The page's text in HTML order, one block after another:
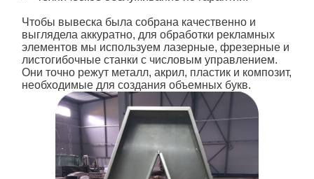
Чтобы вывеска была собрана качественно и
выглядела аккуратно, для обработки рекламных
элементов мы используем лазерные, фрезерные и
листогибочные станки с числовым управлением.
Они точно режут металл, акрил, пластик и композит,
необходимые для создания объемных букв.